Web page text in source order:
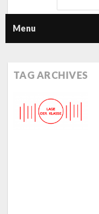
Menu
TAG ARCHIVES